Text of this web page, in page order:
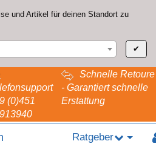
und Artikel für deinen Standort zu
✔
(0)451
Schnelle Retoure
- Garantiert schnelle
Erstattung
Ratgeber